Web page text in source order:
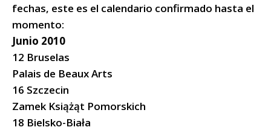
fechas, este es el calendario confirmado hasta el
momento:
Junio 2010
12 Bruselas
Palais de Beaux Arts
16 Szczecin
Zamek Książąt Pomorskich
18 Bielsko-Biała